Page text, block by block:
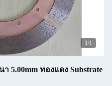
1/1
5.00mm ทองแดง Substrate